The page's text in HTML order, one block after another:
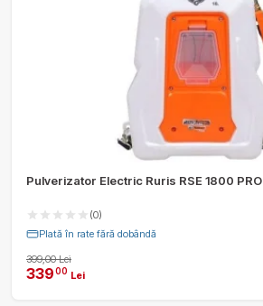
Pulverizator Electric Ruris RSE 1800 PRO
(0)
Plată în rate fără dobândă
399,00 Lei
33900 Lei